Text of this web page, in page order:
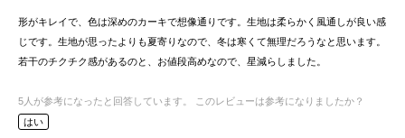
形がキレイで、色は深めのカーキで想像通りです。生地は柔らかく風通しが良い感
じです。生地が思ったよりも夏寄りなので、冬は寒くて無理だろうなと思います。
若干のチクチク感があるのと、お値段高めなので、星減らしました。
5 人が参考になったと回答しています。
このレビューは参考になりましたか？
はい